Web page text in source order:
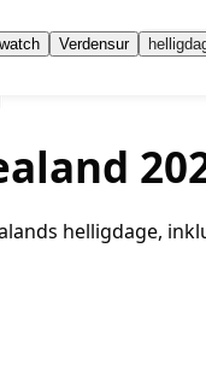
Verdensur
helligdage,